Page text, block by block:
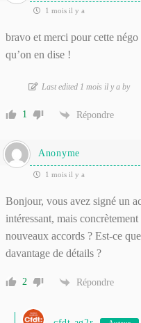
1 mois il y a
bravo et merci pour cette
qu’on en dise !
Last edited 1 mois il y a by
1 Répondre
Anonyme
1 mois il y a
Bonjour, vous avez signé un
intéressant, mais
nouveaux accords ? Est-ce
davantage de détails ?
2 Répondre